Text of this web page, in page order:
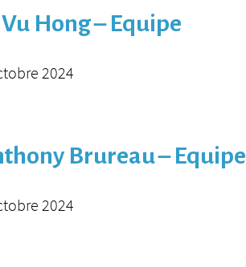
Hong – Equipe
2024
Brureau – Equipe
2024